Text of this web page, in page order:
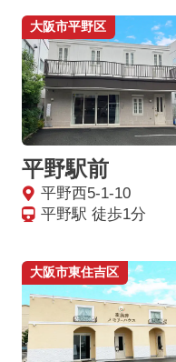
大阪市平野区
平野駅前
平野西5-1-10
平野駅 徒歩1分
大阪市東住吉区